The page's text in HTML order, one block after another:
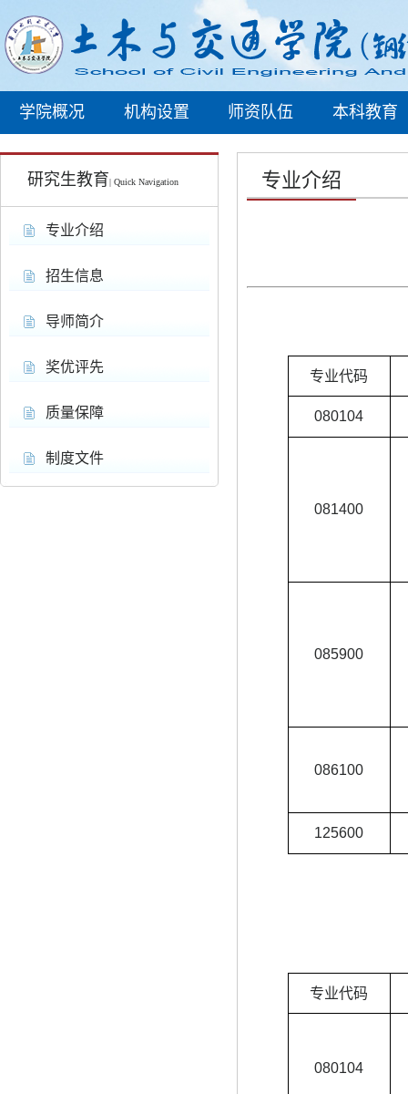
学院概况 机构设置 师资队伍 本科教育
研究生教育| Quick Navigation
专业介绍
招生信息
导师简介
奖优评先
质量保障
制度文件
专业介绍
专业代码
080104
081400
085900
086100
125600
专业代码
080104